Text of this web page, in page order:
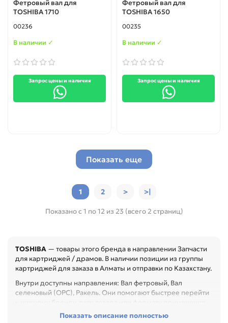
Фетровый вал для
TOSHIBA 1710
00236
В наличии ✓
Запрос цены и наличия
Фетровый вал для
TOSHIBA 1650
00235
В наличии ✓
Запрос цены и наличия
Показать еще
1 2 > >|
Показано с 1 по 12 из 23 (всего 2 страниц)
TOSHIBA — товары этого бренда в направлении Запчасти
для картриджей / драмов. В наличии позиции из группы
картриджей для заказа в Алматы и отправки по Казахстану.
Внутри доступны направления: Вал фетровый, Вал
селеновый (OPC), Ракель. Они помогают быстрее перейти
к нужному бренду, типу товара или формату применения.
Перед покупкой проверьте модель устройства, код
Показать описание полностью